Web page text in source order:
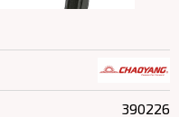
390226